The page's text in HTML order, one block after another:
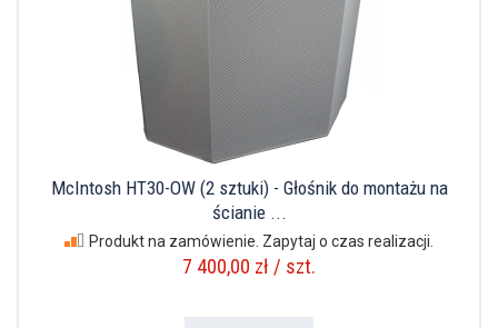
McIntosh HT30-OW (2 sztuki) - Głośnik do montażu na
ścianie ...
Produkt na zamówienie. Zapytaj o czas realizacji.
7 400,00 zł / szt.